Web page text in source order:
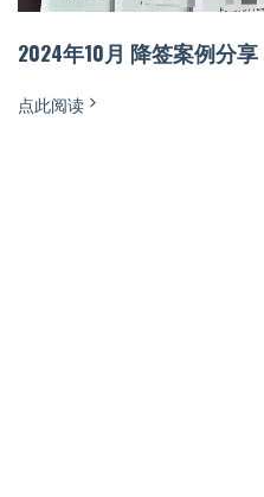
2024年10月 降签案例分享
点此阅读